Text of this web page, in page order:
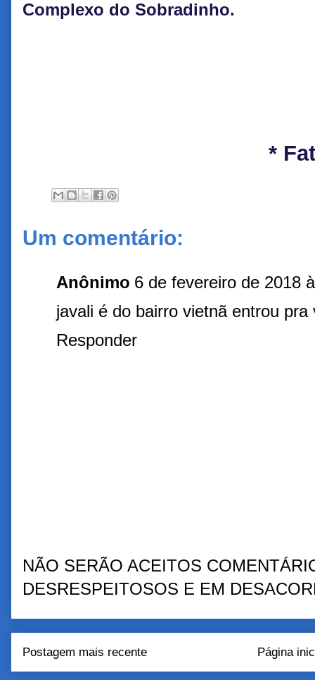
Complexo do Sobradinho.
*
Um comentário:
Anônimo 6 de fevereiro de 2018
javali é do bairro vietnã entrou
Responder
NÃO SERÃO ACEITOS
DESRESPEITOSOS E EM
Postagem mais recente Página